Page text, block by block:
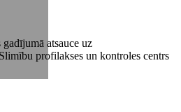
atsauce uz
profilakses un kontroles centrs